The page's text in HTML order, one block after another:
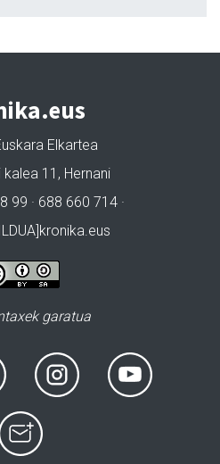
Elkartea
11, Hernani
99 · 688 660 714 ·
garatua